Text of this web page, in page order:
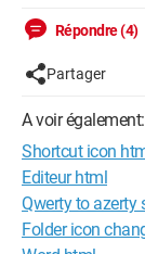
Répondre (4)
Partager
A voir également:
Shortcut icon
Editeur html
Qwerty to azerty
Folder icon